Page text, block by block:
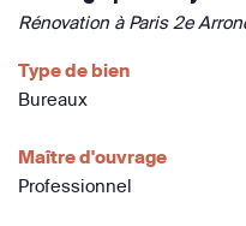
Rénovation à Paris 2e
Type de bien
Bureaux
Maître d'ouvrage
Professionnel